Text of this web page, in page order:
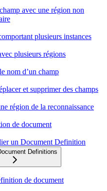
avec une région non
plusieurs instances
plusieurs régions
nom d’un champ
et supprimer des champs
région de la reconnaissance
de document
un Document Definition
Definitions
de document